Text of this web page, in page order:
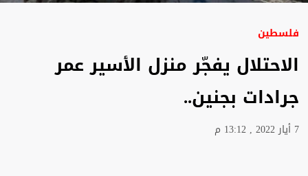
فلسطين
الاحتلال يفجّر منزل الأسير عمر
جرادات بجنين..
7 أيار 2022 , 13:12 م